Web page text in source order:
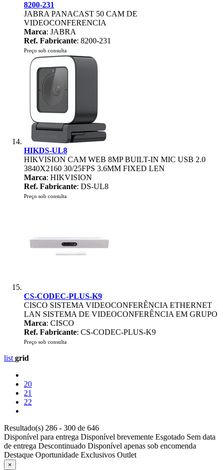
8200-231
JABRA PANACAST 50 CAM DE
VIDEOCONFERENCIA
Marca: JABRA
Ref. Fabricante: 8200-231
Preço sob consulta
HIKDS-UL8
HIKVISION CAM WEB 8MP BUILT-IN MIC USB 2.0
3840X2160 30/25FPS 3.6MM FIXED LEN
Marca: HIKVISION
Ref. Fabricante: DS-UL8
Preço sob consulta
CS-CODEC-PLUS-K9
CISCO SISTEMA VIDEOCONFERÊNCIA ETHERNET
LAN SISTEMA DE VIDEOCONFERÊNCIA EM GRUPO
Marca: CISCO
Ref. Fabricante: CS-CODEC-PLUS-K9
Preço sob consulta
list grid
20
21
22
Resultado(s) 286 - 300 de 646
Disponível para entrega Disponível brevemente Esgotado Sem data
de entrega Descontinuado Disponível apenas sob encomenda
Destaque Oportunidade Exclusivos Outlet
×